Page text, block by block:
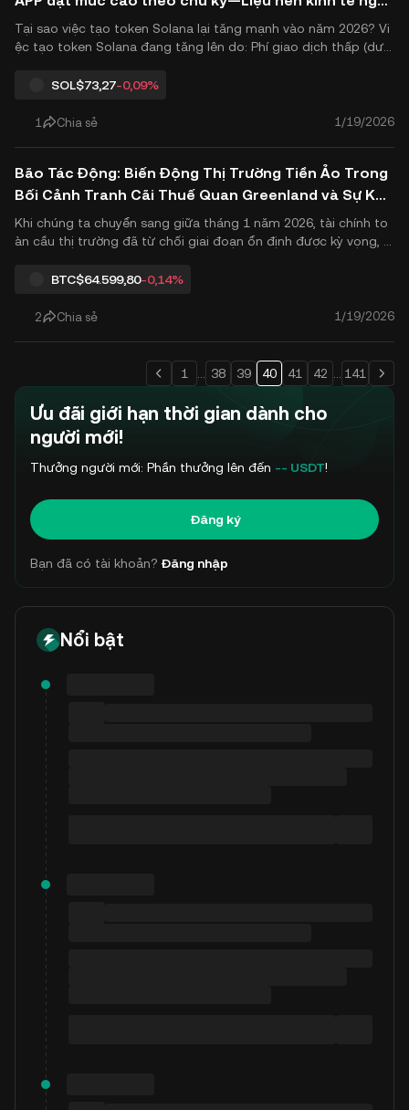
ời sáng tạo có thể định hình lại thị trường?
Tại sao việc tạo token Solana lại tăng mạnh vào năm 2026? Vi
ệc tạo token Solana đang tăng lên do: Phí giao dịch thấp (dưới
ười tạo trên Bags APP Đầu cơ token meme AI Liquidity bán lẻ đ
SOL$73,27-0,09%
1 Chia sẻ 1/19/2026
Bão Tác Động: Biến Động Thị Trường Tiền Ảo Trong
Bối Cảnh Tranh Cãi Thuế Quan Greenland và Sự Khô
ng Chắc Chắn Về Lãnh Đạo Cục Dự Trữ Liên Bang
Khi chúng ta chuyển sang giữa tháng 1 năm 2026, tài chính to
àn cầu thị trường đã từ chối giai đoạn ổn định được kỳ vọng, t
ay đổi địa chính trị và biến động chính sách tiền tệ. Được thúc
BTC$64.599,80-0,14%
2 Chia sẻ 1/19/2026
1 38 39 40 41 42 141
Ưu đãi giới hạn thời gian dành cho
người mới!
Thưởng người mới: Phần thưởng lên đến -- USDT!
Đăng ký
Bạn đã có tài khoản? Đăng nhập
Nổi bật